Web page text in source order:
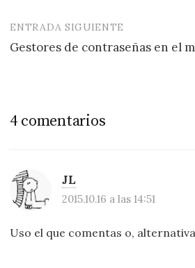
ENTRADA SIGUIENTE
Gestores de contraseñas en el
4 comentarios
JL
2015.10.16 a las 14:51
Uso el que comentas o,